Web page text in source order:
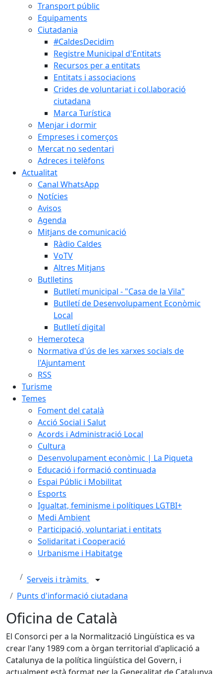
Transport públic
Equipaments
Ciutadania
#CaldesDecidim
Registre Municipal d'Entitats
Recursos per a entitats
Entitats i associacions
Crides de voluntariat i col.laboració
ciutadana
Marca Turística
Menjar i dormir
Empreses i comerços
Mercat no sedentari
Adreces i telèfons
Actualitat
Canal WhatsApp
Notícies
Avisos
Agenda
Mitjans de comunicació
Ràdio Caldes
VoTV
Altres Mitjans
Butlletins
Butlletí municipal - "Casa de la Vila"
Butlletí de Desenvolupament Econòmic
Local
Butlletí digital
Hemeroteca
Normativa d'ús de les xarxes socials de
l'Ajuntament
RSS
Turisme
Temes
Foment del català
Acció Social i Salut
Acords i Administració Local
Cultura
Desenvolupament econòmic | La Piqueta
Educació i formació continuada
Espai Públic i Mobilitat
Esports
Igualtat, feminisme i polítiques LGTBI+
Medi Ambient
Participació, voluntariat i entitats
Solidaritat i Cooperació
Urbanisme i Habitatge
Serveis i tràmits
Punts d'informació ciutadana
Oficina de Català
El Consorci per a la Normalització Lingüística es va
crear l'any 1989 com a òrgan territorial d'aplicació a
Catalunya de la política lingüística del Govern, i